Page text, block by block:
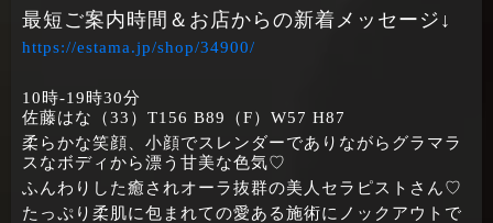
最短ご案内時間＆お店からの新着メッセージ↓
https://estama.jp/shop/34900/
10時‐19時30分
佐藤はな（33）T156 B89（F）W57 H87
柔らかな笑顔、小顔でスレンダーでありながらグラマラ
スなボディから漂う甘美な色気♡
ふんわりした癒されオーラ抜群の美人セラピストさん♡
たっぷり柔肌に包まれての愛ある施術にノックアウトで